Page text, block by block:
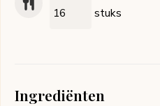
stuks
Ingrediënten